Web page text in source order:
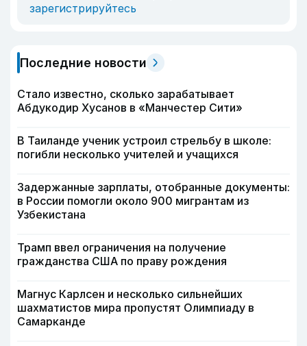
зарегистрируйтесь
Последние новости
Стало известно, сколько зарабатывает
Абдукодир Хусанов в «Манчестер Сити»
В Таиланде ученик устроил стрельбу в школе:
погибли несколько учителей и учащихся
Задержанные зарплаты, отобранные документы:
в России помогли около 900 мигрантам из
Узбекистана
Трамп ввел ограничения на получение
гражданства США по праву рождения
Магнус Карлсен и несколько сильнейших
шахматистов мира пропустят Олимпиаду в
Самарканде